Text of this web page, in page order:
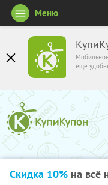
ещё
Меню
Скидка 10% на всё